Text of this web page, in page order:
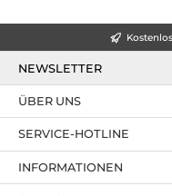
NEWSLETTER
SERVICE-HOTLINE
ÜBER UNS
INFORMATIONEN